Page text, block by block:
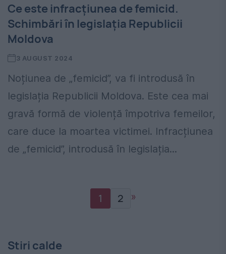
Ce este infracțiunea de femicid.
Schimbări în legislația Republicii
Moldova
3 AUGUST 2024
Noțiunea de „femicid”, va fi introdusă în
legislația Republicii Moldova. Este cea mai
gravă formă de violență împotriva femeilor,
care duce la moartea victimei. Infracțiunea
de „femicid”, introdusă în legislația...
1 2 »
Stiri calde